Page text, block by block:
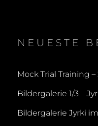
NEUESTE
Mock Trial Training
Bildergalerie 1/3 –
Bildergalerie Jyrki im